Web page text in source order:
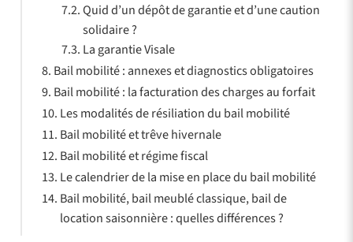
Quid d’un dépôt de garantie et d’une caution
solidaire ?
La garantie Visale
Bail mobilité : annexes et diagnostics obligatoires
Bail mobilité : la facturation des charges au forfait
Les modalités de résiliation du bail mobilité
Bail mobilité et trêve hivernale
Bail mobilité et régime fiscal
Le calendrier de la mise en place du bail mobilité
Bail mobilité, bail meublé classique, bail de
location saisonnière : quelles différences ?